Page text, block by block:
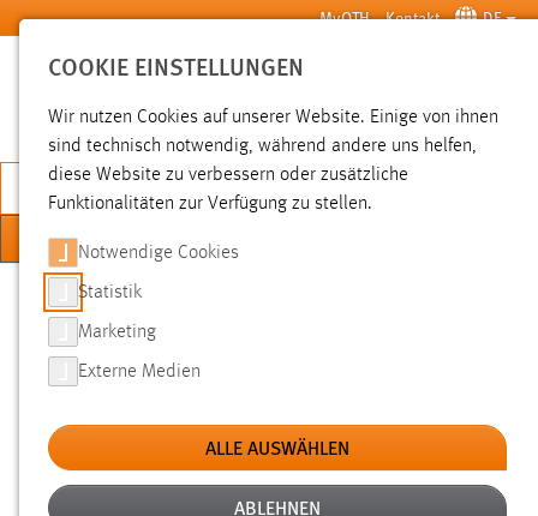
Zum Hauptinhalt springen MyOTH Kontakt DE
SUCHE
JETZT BEWERBEN
Sie sind hier:
Studium Studienangebote
VERHANDLUNGSFÜHRUNG UND
MODERATION
Wie führe ich Gespräche und verhandle zielführend? Wie
COOKIE EINSTELLUNGEN
Wir nutzen Cookies auf unserer Website. Einige von ihnen
sind technisch notwendig, während andere uns helfen,
diese Website zu verbessern oder zusätzliche
Funktionalitäten zur Verfügung zu stellen.
Notwendige Cookies
Statistik
Marketing
Externe Medien
ALLE AUSWÄHLEN
ABLEHNEN